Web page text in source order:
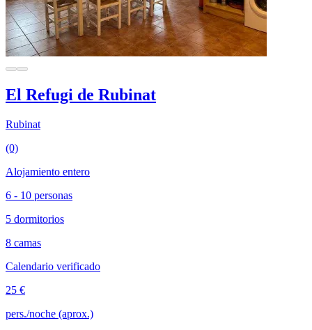
El Refugi de Rubinat
Rubinat
(0)
Alojamiento entero
6 - 10 personas
5 dormitorios
8 camas
Calendario verificado
25 €
pers./noche (aprox.)